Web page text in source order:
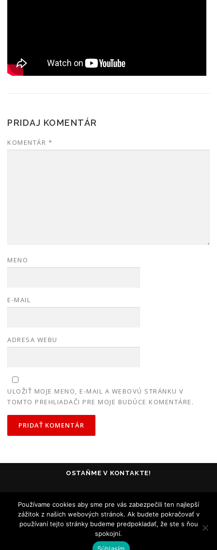
PRIDAJ KOMENTÁR
KOMENTÁR *
MENO
E-MAIL
ADRESA WEBU
ULOŽIŤ MOJE MENO, E-MAIL A WEBOVÚ STRÁNKU V
TOMTO PREHLIADAČI PRE MOJE BUDÚCE KOMENTÁRE.
OSTAŇME V KONTAKTE!
Všetky práva vyhradené - Collosseum Club Košice - 2005-2020
Používame cookies aby sme pre vás zabezpečili ten najlepší
zážitok z našich webových stránok. Ak budete pokračovať v
používaní tejto stránky budeme predpokladať, že ste s ňou
spokojní.
Súhlasím